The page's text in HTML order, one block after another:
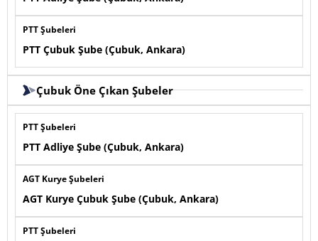
PTT Şubeleri
PTT Çubuk Şube (Çubuk, Ankara)
Çubuk Öne Çıkan Şubeler
PTT Şubeleri
PTT Adliye Şube (Çubuk, Ankara)
AGT Kurye Şubeleri
AGT Kurye Çubuk Şube (Çubuk, Ankara)
PTT Şubeleri